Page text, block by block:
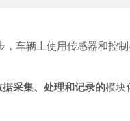
，车辆上使用传感器和控
据采集、处理和记录的模块